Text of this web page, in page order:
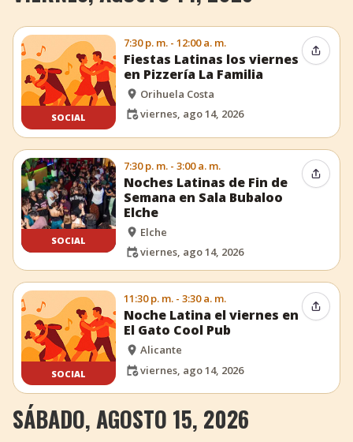
SOCIAL
7:30 p. m. - 12:00 a. m.
Fiestas Latinas los viernes
en Pizzería La Familia
Orihuela Costa
viernes, ago 14, 2026
SOCIAL
7:30 p. m. - 3:00 a. m.
Noches Latinas de Fin de
Semana en Sala Bubaloo
Elche
Elche
viernes, ago 14, 2026
SOCIAL
11:30 p. m. - 3:30 a. m.
Noche Latina el viernes en
El Gato Cool Pub
Alicante
viernes, ago 14, 2026
SÁBADO, AGOSTO 15, 2026